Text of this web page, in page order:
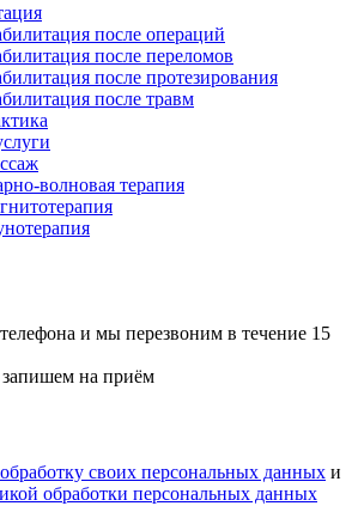
после операций
после переломов
после протезирования
после травм
волновая терапия
и мы перезвоним в течение 15
запишем на приём
обработку своих персональных данных и
обработки персональных данных